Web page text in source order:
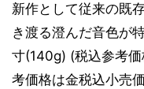
新作として従来の既
き渡る澄んだ音色が
寸(140g) (税込参考
考価格は金税込小売